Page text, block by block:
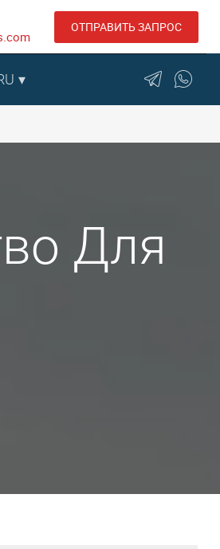
ОТПРАВИТЬ ЗАПРОС
Для